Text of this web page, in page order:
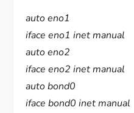
auto eno1
iface eno1 inet manual
auto eno2
iface eno2 inet manual
auto bond0
iface bond0 inet manual